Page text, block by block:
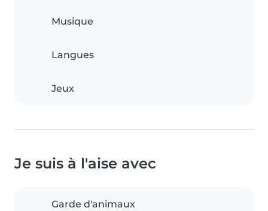
Musique
Langues
Jeux
Je suis à l'aise avec
Garde d'animaux